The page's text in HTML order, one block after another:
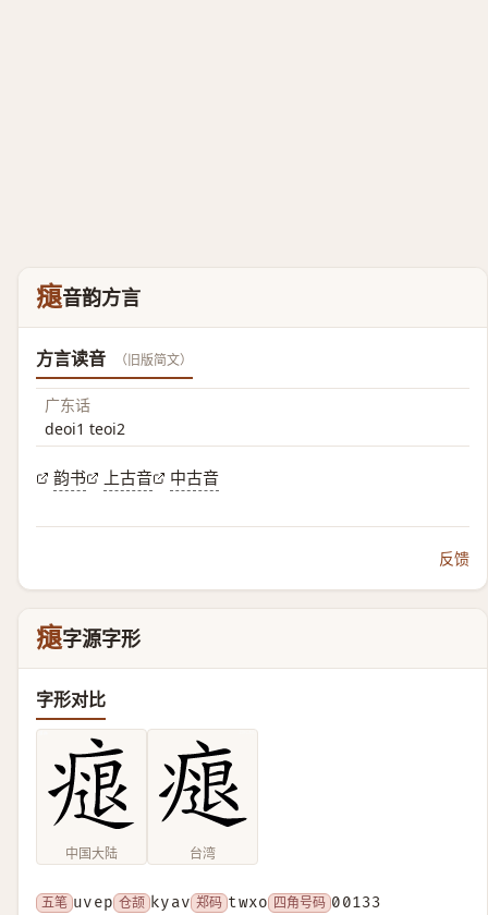
㾼音韵方言
方言读音 （旧版简文）
广东话
deoi1 teoi2
韵书 上古音 中古音
反馈
㾼字源字形
字形对比
中国大陆 台湾
五笔 uvep 仓颉 kyav 郑码 twxo 四角号码 00133